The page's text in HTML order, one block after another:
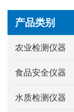
产品类别
农业检测仪器
食品安全仪器
水质检测仪器